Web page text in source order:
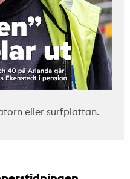
eller surfplattan.